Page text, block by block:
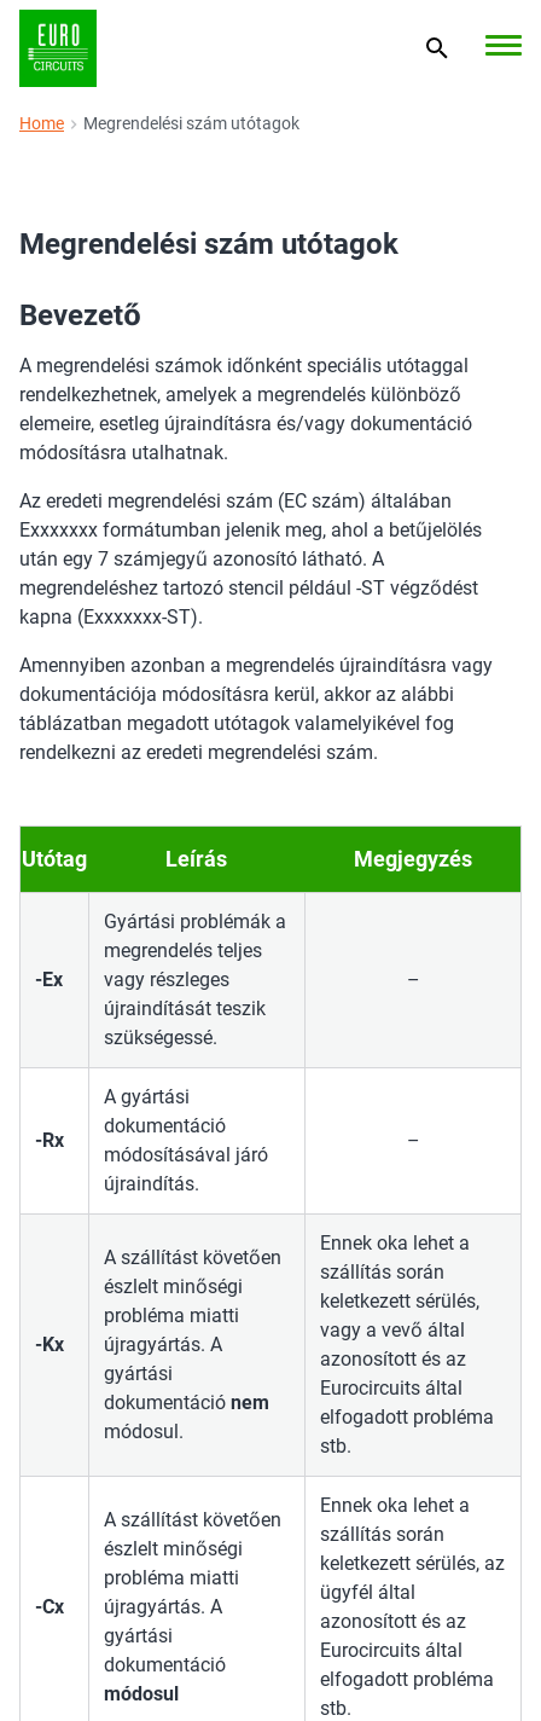
Home Megrendelési szám utótagok
Megrendelési szám utótagok
Bevezető
A megrendelési számok időnként speciális utótaggal
rendelkezhetnek, amelyek a megrendelés különböző
elemeire, esetleg újraindításra és/vagy dokumentáció
módosításra utalhatnak.
Az eredeti megrendelési szám (EC szám) általában
Exxxxxxx formátumban jelenik meg, ahol a betűjelölés
után egy 7 számjegyű azonosító látható. A
megrendeléshez tartozó stencil például -ST végződést
kapna (Exxxxxxx-ST).
Amennyiben azonban a megrendelés újraindításra vagy
dokumentációja módosításra kerül, akkor az alábbi
táblázatban megadott utótagok valamelyikével fog
rendelkezni az eredeti megrendelési szám.
Utótag Leírás Megjegyzés
-Ex
Gyártási problémák a
megrendelés teljes
vagy részleges
újraindítását teszik
szükségessé.
–
-Rx
A gyártási
dokumentáció
módosításával járó
újraindítás.
–
-Kx
A szállítást követően
észlelt minőségi
probléma miatti
újragyártás. A
gyártási
dokumentáció nem
módosul.
Ennek oka lehet a
szállítás során
keletkezett sérülés,
vagy a vevő által
azonosított és az
Eurocircuits által
elfogadott probléma
stb.
-Cx
A szállítást követően
észlelt minőségi
probléma miatti
újragyártás. A
gyártási
dokumentáció
módosul
Ennek oka lehet a
szállítás során
keletkezett sérülés, az
ügyfél által
azonosított és az
Eurocircuits által
elfogadott probléma
stb.